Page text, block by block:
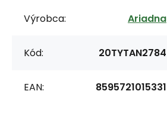
Výrobca: Ariadna
Kód: 20TYTAN2784
EAN: 8595721015331